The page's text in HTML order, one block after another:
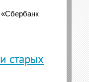
«Сбербанк
старых